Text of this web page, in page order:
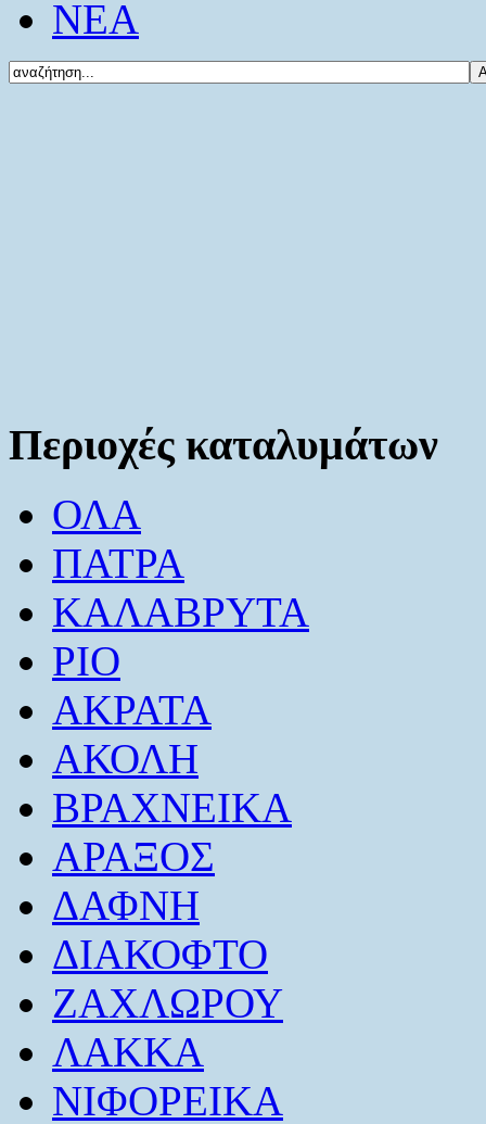
ΝΕΑ
Περιοχές καταλυμάτων
ΟΛΑ
ΠΑΤΡΑ
ΚΑΛΑΒΡΥΤΑ
ΡΙΟ
ΑΚΡΑΤΑ
ΑΚΟΛΗ
ΒΡΑΧΝΕΙΚΑ
ΑΡΑΞΟΣ
ΔΑΦΝΗ
ΔΙΑΚΟΦΤΟ
ΖΑΧΛΩΡΟΥ
ΛΑΚΚΑ
ΝΙΦΟΡΕΙΚΑ